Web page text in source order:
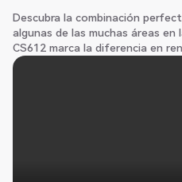
Descubra la combinación
algunas de las muchas áreas
CS612 marca la diferencia en